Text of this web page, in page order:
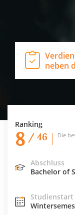
neben
Ranking
8 / 46 Die
Abschluss
Bachelor of
Studienstart